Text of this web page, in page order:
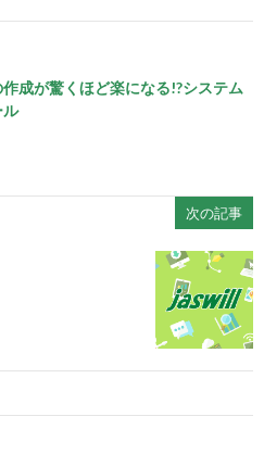
成が驚くほど楽になる!?システム
ル
次の記事